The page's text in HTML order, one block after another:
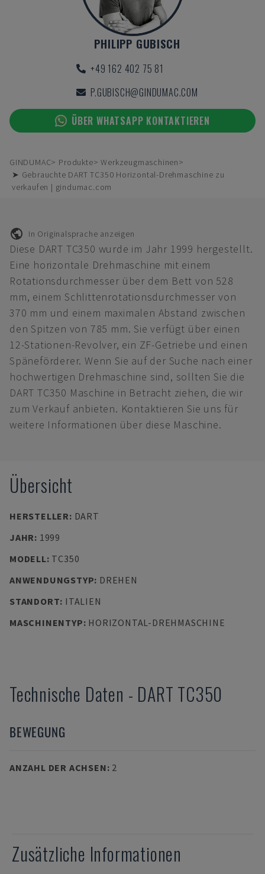
PHILIPP GUBISCH
+49 162 402 75 81
P.GUBISCH@GINDUMAC.COM
ÜBER WHATSAPP KONTAKTIEREN
GINDUMAC Produkte
Werkzeugmaschinen
➤ Gebrauchte DART TC350 Horizontal-Drehmaschine zu
verkaufen | gindumac.com
In Originalsprache anzeigen
Diese DART TC350 wurde im Jahr 1999 hergestellt.
Eine horizontale Drehmaschine mit einem
Rotationsdurchmesser über dem Bett von 528
mm, einem Schlittenrotationsdurchmesser von
370 mm und einem maximalen Abstand zwischen
den Spitzen von 785 mm. Sie verfügt über einen
12-Stationen-Revolver, ein ZF-Getriebe und einen
Späneförderer. Wenn Sie auf der Suche nach einer
hochwertigen Drehmaschine sind, sollten Sie die
DART TC350 Maschine in Betracht ziehen, die wir
zum Verkauf anbieten. Kontaktieren Sie uns für
weitere Informationen über diese Maschine.
Übersicht
HERSTELLER: DART
JAHR: 1999
MODELL: TC350
ANWENDUNGSTYP: DREHEN
STANDORT: ITALIEN
MASCHINENTYP: HORIZONTAL-DREHMASCHINE
Technische Daten - DART TC350
BEWEGUNG
ANZAHL DER ACHSEN: 2
Zusätzliche Informationen